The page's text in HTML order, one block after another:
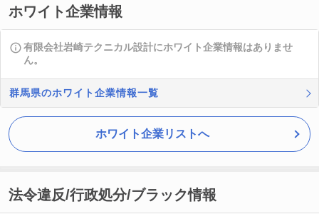
ホワイト企業情報
有限会社岩崎テクニカル設計にホワイト企業情報はありませ
ん。
群馬県のホワイト企業情報一覧
ホワイト企業リストへ
法令違反/行政処分/ブラック情報